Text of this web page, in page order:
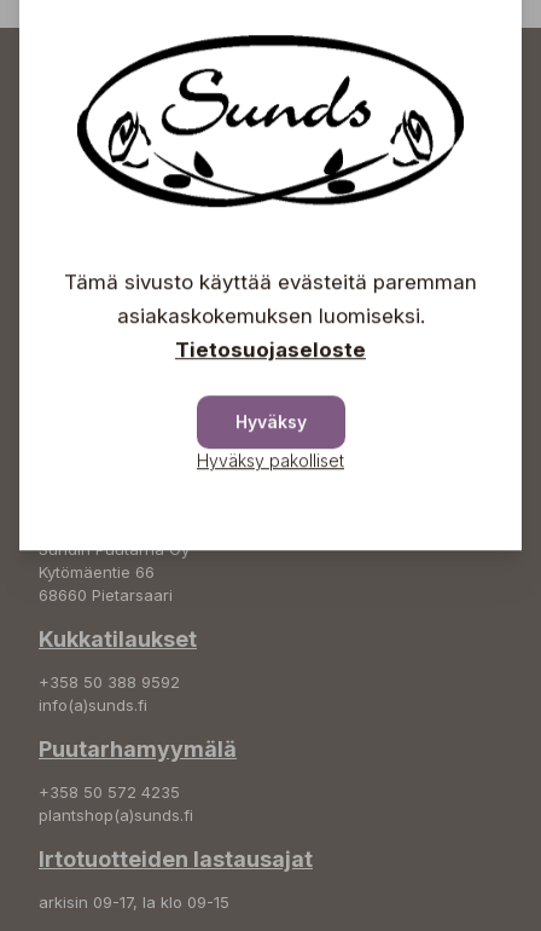
Sundin Puutarhakeskus
Lauantaisin 09-16
Sunnuntaisin Itsepalvelu
Sundin Puutarha Oy
Kytömäentie 66
68660 Pietarsaari
Kukkatilaukset
+358 50 388 9592
info(a)sunds.fi
Puutarhamyymälä
+358 50 572 4235
plantshop(a)sunds.fi
Irtotuotteiden lastausajat
arkisin 09-17, la klo 09-15
Tämä sivusto käyttää evästeitä paremman
asiakaskokemuksen luomiseksi.
Tietosuojaseloste
Hyväksy
Hyväksy pakolliset